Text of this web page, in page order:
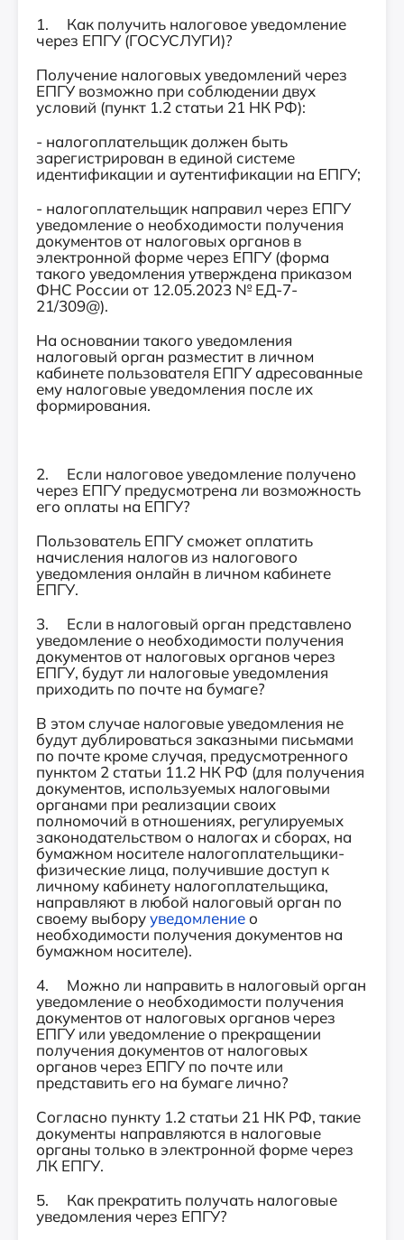
1. Как получить налоговое уведомление
через ЕПГУ (ГОСУСЛУГИ)?
Получение налоговых уведомлений через
ЕПГУ возможно при соблюдении двух
условий (пункт 1.2 статьи 21 НК РФ):
- налогоплательщик должен быть
зарегистрирован в единой системе
идентификации и аутентификации на ЕПГУ;
- налогоплательщик направил через ЕПГУ
уведомление о необходимости получения
документов от налоговых органов в
электронной форме через ЕПГУ (форма
такого уведомления утверждена приказом
ФНС России от 12.05.2023 № ЕД-7-
21/309@).
На основании такого уведомления
налоговый орган разместит в личном
кабинете пользователя ЕПГУ адресованные
ему налоговые уведомления после их
формирования.
2. Если налоговое уведомление получено
через ЕПГУ предусмотрена ли возможность
его оплаты на ЕПГУ?
Пользователь ЕПГУ сможет оплатить
начисления налогов из налогового
уведомления онлайн в личном кабинете
ЕПГУ.
3. Если в налоговый орган представлено
уведомление о необходимости получения
документов от налоговых органов через
ЕПГУ, будут ли налоговые уведомления
приходить по почте на бумаге?
В этом случае налоговые уведомления не
будут дублироваться заказными письмами
по почте кроме случая, предусмотренного
пунктом 2 статьи 11.2 НК РФ (для получения
документов, используемых налоговыми
органами при реализации своих
полномочий в отношениях, регулируемых
законодательством о налогах и сборах, на
бумажном носителе налогоплательщики-
физические лица, получившие доступ к
личному кабинету налогоплательщика,
направляют в любой налоговый орган по
своему выборууведомление о
необходимости получения документов на
бумажном носителе).
4. Можно ли направить в налоговый орган
уведомление о необходимости получения
документов от налоговых органов через
ЕПГУ или уведомление о прекращении
получения документов от налоговых
органов через ЕПГУ по почте или
представить его на бумаге лично?
Согласно пункту 1.2 статьи 21 НК РФ, такие
документы направляются в налоговые
органы только в электронной форме через
ЛК ЕПГУ.
5. Как прекратить получать налоговые
уведомления через ЕПГУ?